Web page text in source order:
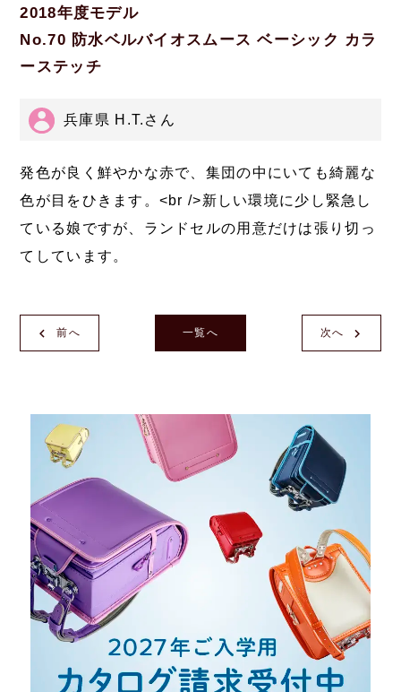
2018年度モデル
No.70 防水ベルバイオスムース ベーシック カラ
ーステッチ
兵庫県 H.T.さん
発色が良く鮮やかな赤で、集団の中にいても綺麗な
色が目をひきます。<br />新しい環境に少し緊急し
ている娘ですが、ランドセルの用意だけは張り切っ
てしています。
前へ 次へ
一覧へ